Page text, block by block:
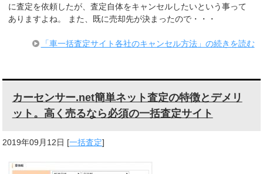
に査定を依頼したが、査定自体をキャンセルしたいという事って
ありますよね。 また、既に売却先が決まったので・・・
「車一括査定サイト各社のキャンセル方法」の続きを読む
カーセンサー.net簡単ネット査定の特徴とデメリ
ット。高く売るなら必須の一括査定サイト
2019年09月12日 [一括査定]